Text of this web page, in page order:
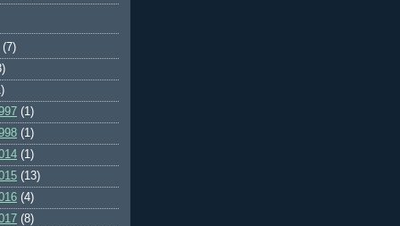
(7)
(1)
(1)
(1)
(13)
(4)
(8)